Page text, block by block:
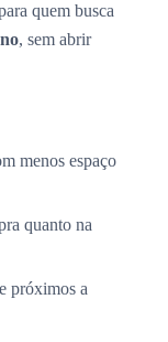
quem busca
, sem abrir
menos espaço
quanto na
próximos a